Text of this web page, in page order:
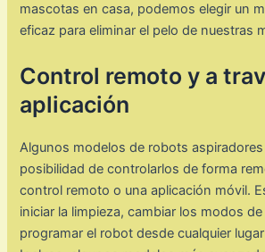
mascotas en casa, podemos elegir un
eficaz para eliminar el pelo de nuestras
Control remoto y a
aplicación
Algunos modelos de robots
posibilidad de controlarlos de forma
control remoto o una aplicación móvil.
iniciar la limpieza, cambiar los modos
programar el robot desde cualquier